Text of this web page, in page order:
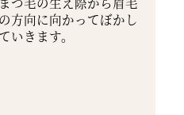
の方向に向かってぼかし
ていきます。